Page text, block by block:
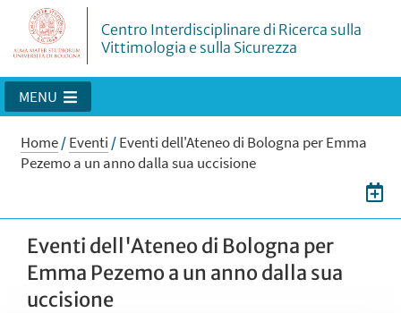
Centro Interdisciplinare di Ricerca sulla
Vittimologia e sulla Sicurezza
MENU
Home/Eventi /Eventi dell'Ateneo di Bologna per Emma
Pezemo a un anno dalla sua uccisione
Eventi dell'Ateneo di Bologna per
Emma Pezemo a un anno dalla sua
uccisione